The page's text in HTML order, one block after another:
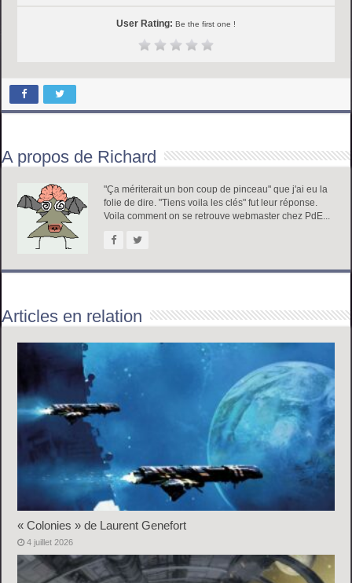
User Rating: Be the first one !
A propos de Richard
"Ça mériterait un bon coup de pinceau" que j'ai eu la
folie de dire. "Tiens voila les clés" fut leur réponse.
Voila comment on se retrouve webmaster chez PdE...
Articles en relation
« Colonies » de Laurent Genefort
4 juillet 2026